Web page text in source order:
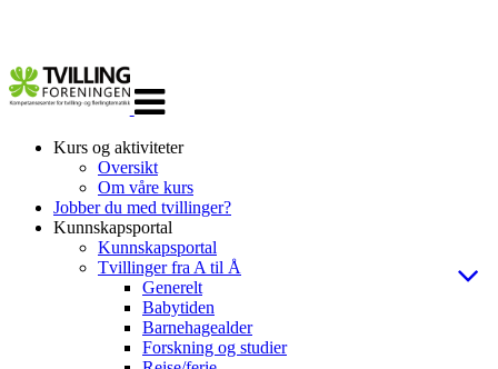
navigasjon
Kurs og aktiviteter
Oversikt
Om våre kurs
Jobber du med tvillinger?
Kunnskapsportal
Kunnskapsportal
Tvillinger fra A til Å
Generelt
Babytiden
Barnehagealder
Forskning og studier